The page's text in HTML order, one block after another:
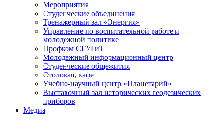
Мероприятия
Студенческие объединения
Тренажерный зал «Энергия»
Управление по воспитательной работе и
молодежной политике
Профком СГУГиТ
Молодежный информационный центр
Студенческие общежития
Столовая, кафе
Учебно-научный центр «Планетарий»
Выставочный зал исторических геодезических
приборов
Медиа